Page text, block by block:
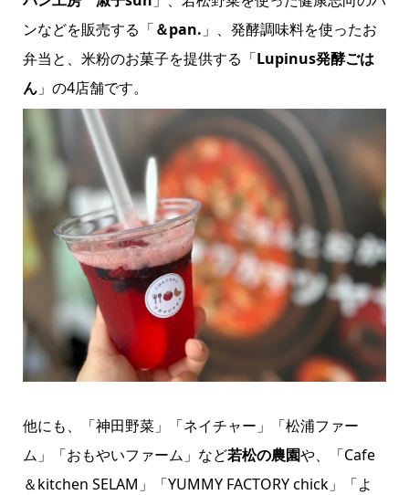
ンなどを販売する「＆pan. 」、発酵調味料を使ったお
弁当と、米粉のお菓子を提供する「Lupinus発酵ごは
ん」の4店舗です。
他にも、「神田野菜」「ネイチャー」「松浦ファー
ム」「おもやいファーム」など若松の農園や、「Cafe
＆kitchen SELAM」「YUMMY FACTORY chick」「よ